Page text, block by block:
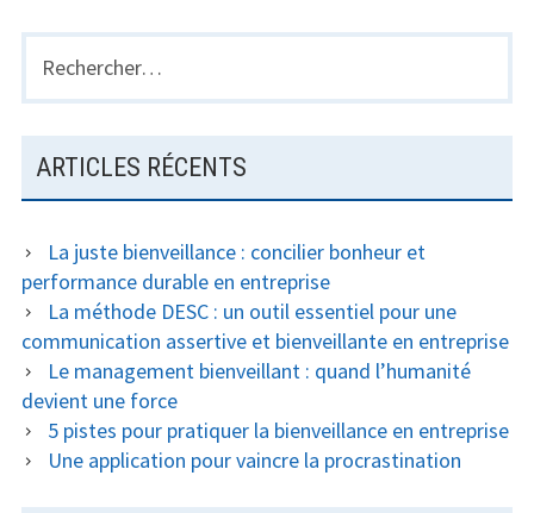
Rechercher :
ARTICLES RÉCENTS
La juste bienveillance : concilier bonheur et
performance durable en entreprise
La méthode DESC : un outil essentiel pour une
communication assertive et bienveillante en entreprise
Le management bienveillant : quand l’humanité
devient une force
5 pistes pour pratiquer la bienveillance en entreprise
Une application pour vaincre la procrastination